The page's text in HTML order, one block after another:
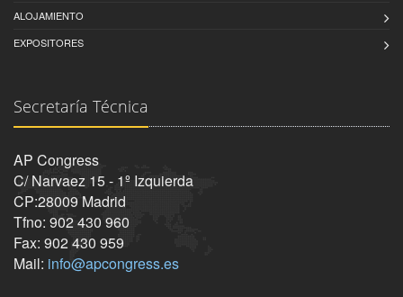
ALOJAMIENTO
EXPOSITORES
Secretaría Técnica
AP Congress
C/ Narvaez 15 - 1º Izquierda
CP:28009 Madrid
Tfno: 902 430 960
Fax: 902 430 959
Mail: info@apcongress.es